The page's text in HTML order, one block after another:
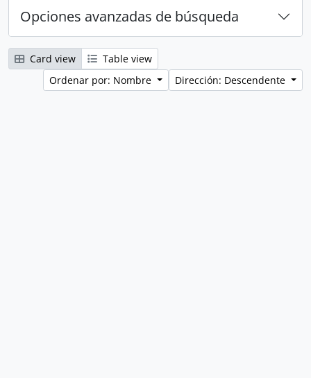
Opciones avanzadas de búsqueda
Card view
Table view
Ordenar por: Nombre
Dirección: Descendente